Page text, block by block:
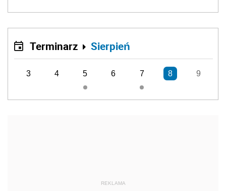
Terminarz Sierpień
3 4 5 6 7 8 9
REKLAMA